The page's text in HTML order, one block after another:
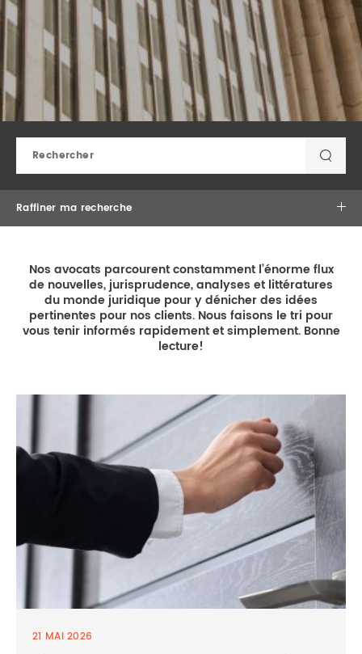
DROIT IMMOBILIER
PROPRIÉTÉ INTELLECTUELLE
DROIT DE LA FAMILLE
STAGES CONTACTEZ-NOUS
Raffiner ma recherche
×
×Alexandra Potvin
Nos avocats parcourent constamment l’énorme flux
de nouvelles, jurisprudence, analyses et littératures
du monde juridique pour y dénicher des idées
pertinentes pour nos clients. Nous faisons le tri pour
vous tenir informés rapidement et simplement. Bonne
lecture!
21 MAI 2026